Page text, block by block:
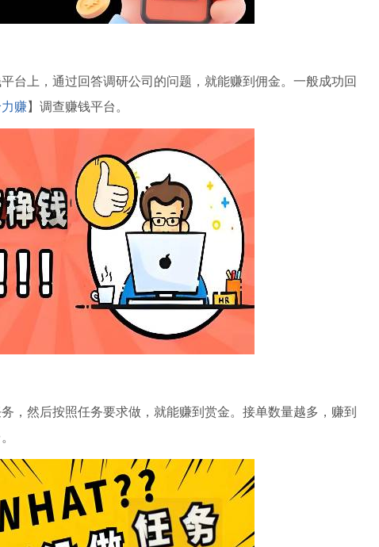
台上，通过回答调研公司的问题，就能赚到佣金。一般成功回
赚】调查赚钱平台。
，然后按照任务要求做，就能赚到赏金。接单数量越多，赚到